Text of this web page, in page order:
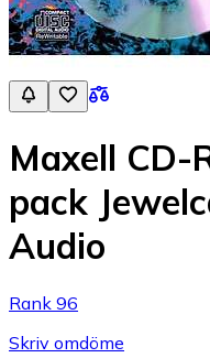
Maxell CD-
pack
Audio
Rank 96
Skriv omdöme